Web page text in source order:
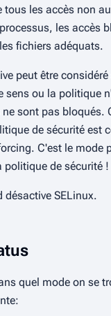
tous les accès non
les accès
fichiers adéquats.
peut être
sens ou la politique
sont pas bloqués.
de sécurité est
. C'est le mode
de sécurité !
désactive SELinux.
quel mode on se